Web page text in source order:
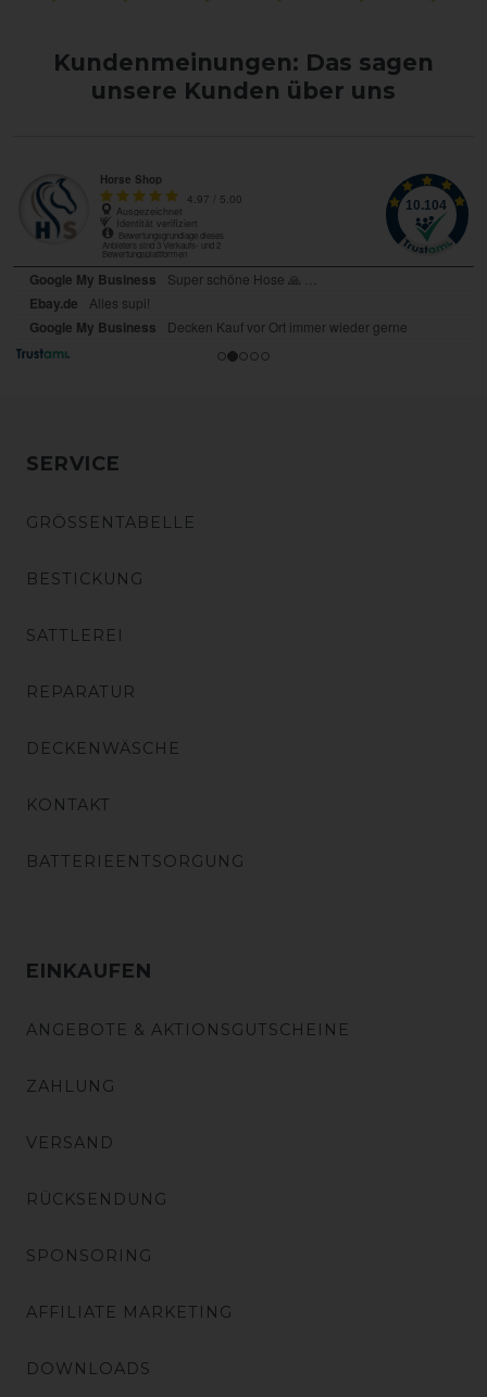
Kundenmeinungen: Das sagen
unsere Kunden über uns
SERVICE
GRÖSSENTABELLE
BESTICKUNG
SATTLEREI
REPARATUR
DECKENWÄSCHE
KONTAKT
BATTERIEENTSORGUNG
EINKAUFEN
ANGEBOTE & AKTIONSGUTSCHEINE
ZAHLUNG
VERSAND
RÜCKSENDUNG
SPONSORING
AFFILIATE MARKETING
DOWNLOADS